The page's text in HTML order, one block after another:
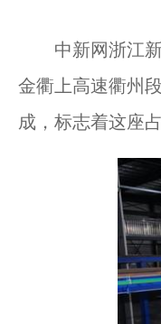
中新网浙江新
金衢上高速衢州
成，标志着这座